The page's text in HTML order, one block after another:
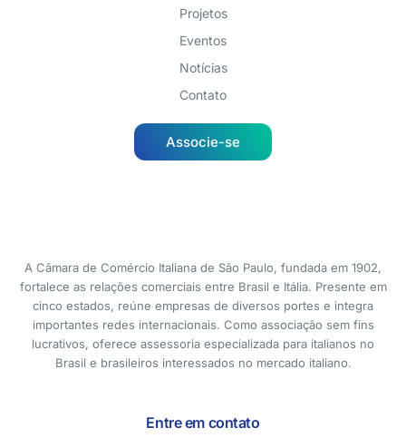
Projetos
Eventos
Notícias
Contato
Associe-se
A Câmara de Comércio Italiana de São Paulo, fundada em 1902,
fortalece as relações comerciais entre Brasil e Itália. Presente em
cinco estados, reúne empresas de diversos portes e integra
importantes redes internacionais. Como associação sem fins
lucrativos, oferece assessoria especializada para italianos no
Brasil e brasileiros interessados no mercado italiano.
Entre em contato